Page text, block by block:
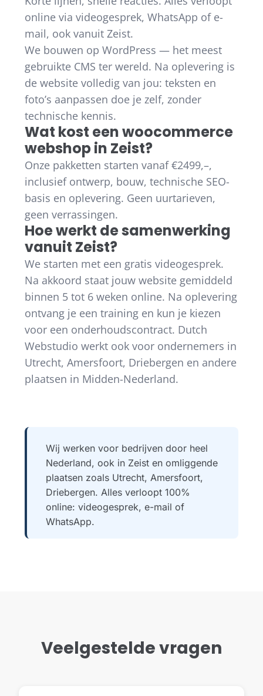
online via videogesprek, WhatsApp of e-
mail, ook vanuit Zeist.
We bouwen op WordPress — het meest
gebruikte CMS ter wereld. Na oplevering is
de website volledig van jou: teksten en
foto’s aanpassen doe je zelf, zonder
technische kennis.
Wat kost een woocommerce
webshop in Zeist?
Onze pakketten starten vanaf €2499,–,
inclusief ontwerp, bouw, technische SEO-
basis en oplevering. Geen uurtarieven,
geen verrassingen.
Hoe werkt de samenwerking
vanuit Zeist?
We starten met een gratis videogesprek.
Na akkoord staat jouw website gemiddeld
binnen 5 tot 6 weken online. Na oplevering
ontvang je een training en kun je kiezen
voor een onderhoudscontract. Dutch
Webstudio werkt ook voor ondernemers in
Utrecht, Amersfoort, Driebergen en andere
plaatsen in Midden-Nederland.
Wij werken voor bedrijven door heel
Nederland, ook in Zeist en omliggende
plaatsen zoals Utrecht, Amersfoort,
Driebergen. Alles verloopt 100%
online: videogesprek, e-mail of
WhatsApp.
Veelgestelde vragen